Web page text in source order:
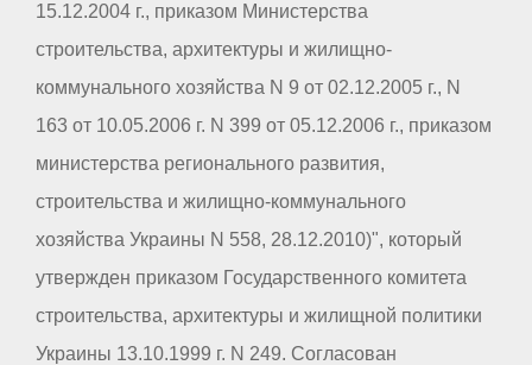
15.12.2004 г., приказом Министерства
строительства, архитектуры и жилищно-
коммунального хозяйства N 9 от 02.12.2005 г., N
163 от 10.05.2006 г. N 399 от 05.12.2006 г., приказом
министерства регионального развития,
строительства и жилищно-коммунального
хозяйства Украины N 558, 28.12.2010)", который
утвержден приказом Государственного комитета
строительства, архитектуры и жилищной политики
Украины 13.10.1999 г. N 249. Согласован